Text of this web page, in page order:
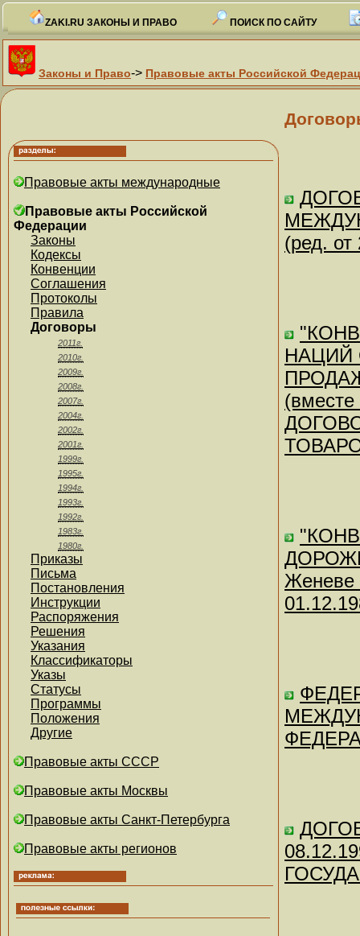
ZAKI.RU ЗАКОНЫ И ПРАВО ПОИСК ПО САЙТУ
Законы и Право-> Правовые акты Российской
Правовые акты международные
Правовые акты Российской
Федерации
Законы
Кодексы
Конвенции
Соглашения
Протоколы
Правила
Договоры
2011г.
2010г.
2009г.
2008г.
2007г.
2004г.
2002г.
2001г.
1999г.
1995г.
1994г.
1993г.
1992г.
1983г.
1980г.
Приказы
Письма
Постановления
Инструкции
Распоряжения
Решения
Указания
Классификаторы
Указы
Статусы
Программы
Положения
Другие
Правовые акты СССР
Правовые акты Москвы
Правовые акты Санкт-Петербурга
Правовые акты регионов
(ред. от
НАЦИЙ
Женеве